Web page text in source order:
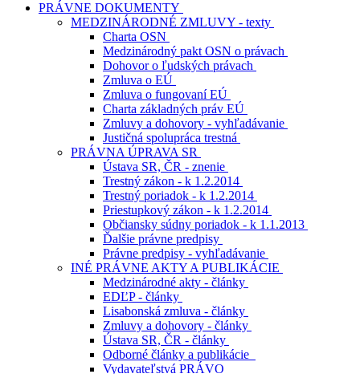
PRÁVNE DOKUMENTY
MEDZINÁRODNÉ ZMLUVY - texty
Charta OSN
Medzinárodný pakt OSN o právach
Dohovor o ľudských právach
Zmluva o EÚ
Zmluva o fungovaní EÚ
Charta základných práv EÚ
Zmluvy a dohovory - vyhľadávanie
Justičná spolupráca trestná
PRÁVNA ÚPRAVA SR
Ústava SR, ČR - znenie
Trestný zákon - k 1.2.2014
Trestný poriadok - k 1.2.2014
Priestupkový zákon - k 1.2.2014
Občiansky súdny poriadok - k 1.1.2013
Ďalšie právne predpisy
Právne predpisy - vyhľadávanie
INÉ PRÁVNE AKTY A PUBLIKÁCIE
Medzinárodné akty - články
EDĽP - články
Lisabonská zmluva - články
Zmluvy a dohovory - články
Ústava SR, ČR - články
Odborné články a publikácie
Vydavateľstvá PRÁVO